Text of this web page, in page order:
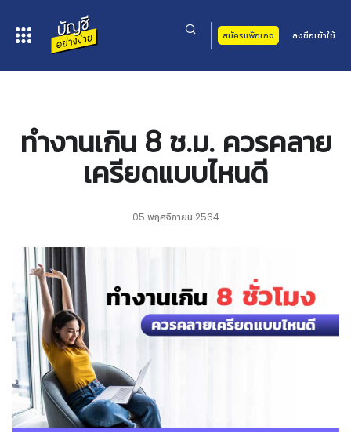
สมัครแพ็กเกจ ลงชื่อเข้าใช้
ทำงานเกิน 8 ช.ม. ควรคลาย
เครียดแบบไหนดี
05 พฤศจิกายน 2564